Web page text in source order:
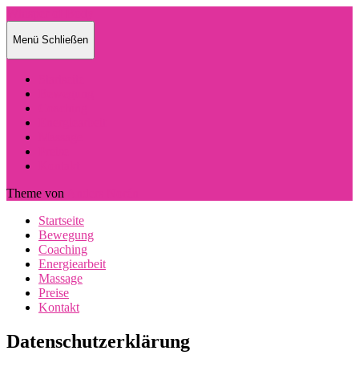
Menü Schließen
Theme von
Startseite
Bewegung
Coaching
Energiearbeit
Massage
Preise
Kontakt
Datenschutzerklärung